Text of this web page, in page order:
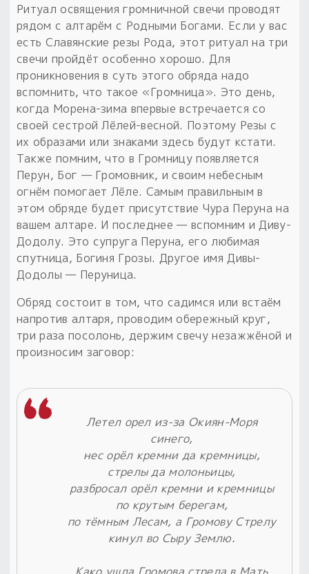
Ритуал освящения громничной свечи проводят
рядом с алтарём с Родными Богами. Если у вас
есть Славянские резы Рода, этот ритуал на три
свечи пройдёт особенно хорошо. Для
проникновения в суть этого обряда надо
вспомнить, что такое «Громница». Это день,
когда Морена-зима впервые встречается со
своей сестрой Лёлей-весной. Поэтому Резы с
их образами или знаками здесь будут кстати.
Также помним, что в Громницу появляется
Перун, Бог — Громовник, и своим небесным
огнём помогает Лёле. Самым правильным в
этом обряде будет присутствие Чура Перуна на
вашем алтаре. И последнее — вспомним и Диву-
Додолу. Это супруга Перуна, его любимая
спутница, Богиня Грозы. Другое имя Дивы-
Додолы — Перуница.
Обряд состоит в том, что садимся или встаём
напротив алтаря, проводим обережный круг,
три раза посолонь, держим свечу незажжёной и
произносим заговор:
Летел орел из-за Окиян-Моря
синего,
нес орёл кремни да кремницы,
стрелы да молоньицы,
разбросал орёл кремни и кремницы
по крутым берегам,
по тёмным Лесам, а Громову Стрелу
кинул во Сыру Землю.
Како ушла Громова стрела в Мать